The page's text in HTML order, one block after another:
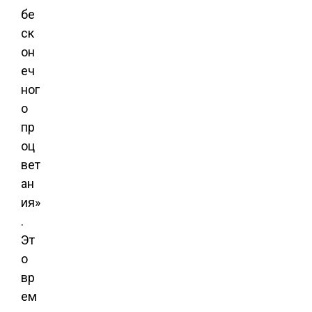
бе
ск
он
еч
ног
о
пр
оц
вет
ан
ия»
.
Эт
о
вр
ем